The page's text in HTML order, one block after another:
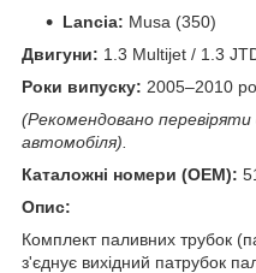
Lancia: Musa (350)
Двигуни: 1.3 Multijet / 1.3
Роки випуску: 2005–2010
(Рекомендовано перевіряти
автомобіля).
Каталожні номери (OEM):
Опис:
Комплект паливних трубок
з'єднує вихідний патрубок